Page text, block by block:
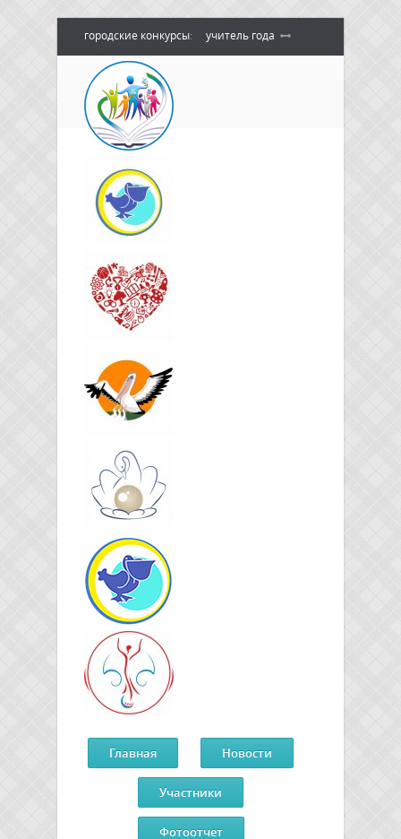
городские конкурсы: учитель года
воспитатель года
дебют педагог - психолог года
сердце отдаю детям
Главная Новости
Участники
Фотоотчет